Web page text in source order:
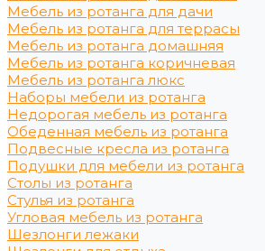
Мебель из ротанга для дачи
Мебель из ротанга для террасы
Мебель из ротанга домашняя
Мебель из ротанга коричневая
Мебель из ротанга люкс
Наборы мебели из ротанга
Недорогая мебель из ротанга
Обеденная мебель из ротанга
Подвесные кресла из ротанга
Подушки для мебели из ротанга
Столы из ротанга
Стулья из ротанга
Угловая мебель из ротанга
Шезлонги лежаки